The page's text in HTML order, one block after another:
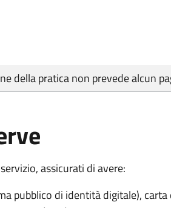
della pratica non prevede alcun
assicurati di avere:
pubblico di identità digitale),